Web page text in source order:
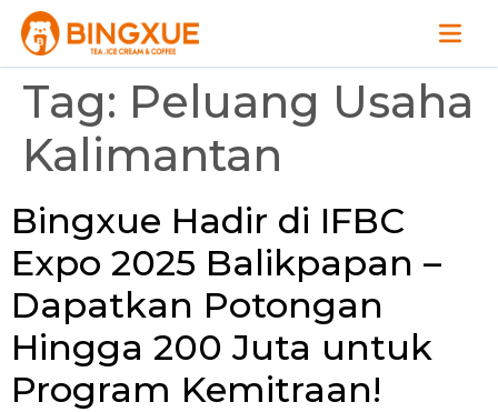
Tag: Peluang Usaha
Kalimantan
Bingxue Hadir di IFBC
Expo 2025 Balikpapan –
Dapatkan Potongan
Hingga 200 Juta untuk
Program Kemitraan!